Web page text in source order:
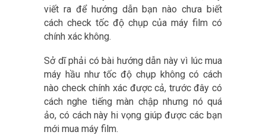
viết ra để hướng dẫn bạn nào chưa biết
cách check tốc độ chụp của máy film có
chính xác không.
Sở dĩ phải có bài hướng dẫn này vì lúc mua
máy hầu như tốc độ chụp không có cách
nào check chính xác được cả, trước đây có
cách nghe tiếng màn chập nhưng nó quá
ảo, có cách này hi vọng giúp được các bạn
mới mua máy film.